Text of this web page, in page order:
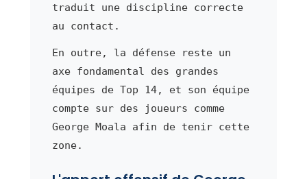
traduit une discipline correcte
au contact.
En outre, la défense reste un
axe fondamental des grandes
équipes de Top 14, et son équipe
compte sur des joueurs comme
George Moala afin de tenir cette
zone.